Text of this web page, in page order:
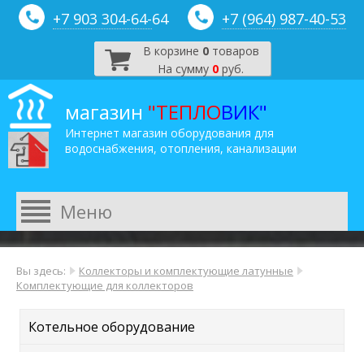
+7 903 304-64-64 +7 (964) 987-40-53
В корзине 0товаров
На сумму 0 руб.
магазин "ТЕПЛОВИК"
Интернет магазин оборудования для
водоснабжения, отопления, канализации
Вы здесь:
Коллекторы и комплектующие латунные
Комплектующие для коллекторов
Котельное оборудование